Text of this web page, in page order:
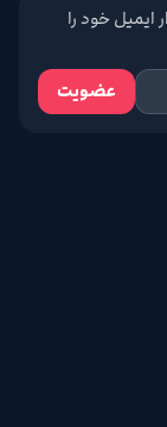
ایمیل خود را
عضویت